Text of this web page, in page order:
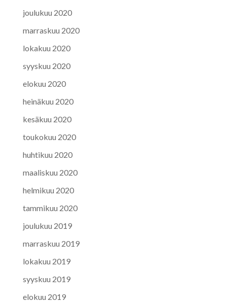
joulukuu 2020
marraskuu 2020
lokakuu 2020
syyskuu 2020
elokuu 2020
heinäkuu 2020
kesäkuu 2020
toukokuu 2020
huhtikuu 2020
maaliskuu 2020
helmikuu 2020
tammikuu 2020
joulukuu 2019
marraskuu 2019
lokakuu 2019
syyskuu 2019
elokuu 2019